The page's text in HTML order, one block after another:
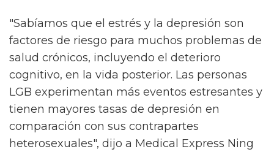
"Sabíamos que el estrés y la depresión son
factores de riesgo para muchos problemas de
salud crónicos, incluyendo el deterioro
cognitivo, en la vida posterior. Las personas
LGB experimentan más eventos estresantes y
tienen mayores tasas de depresión en
comparación con sus contrapartes
heterosexuales", dijo a Medical Express Ning